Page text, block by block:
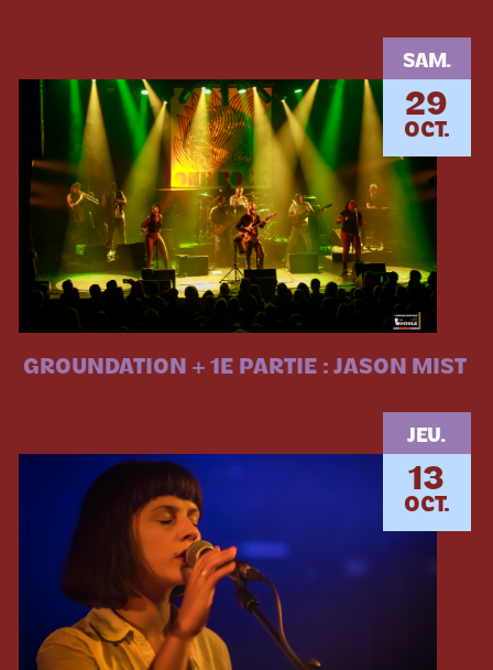
SAM.
29
OCT.
GROUNDATION + 1E PARTIE : JASON MIST
JEU.
13
OCT.